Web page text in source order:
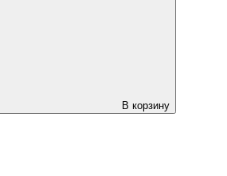
В корзину